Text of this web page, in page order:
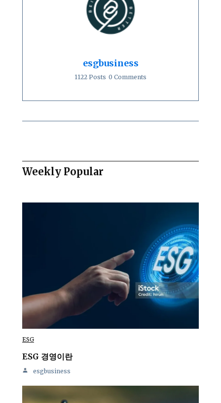
esgbusiness
1122 Posts 0 Comments
Weekly Popular
ESG
ESG 경영이란
esgbusiness